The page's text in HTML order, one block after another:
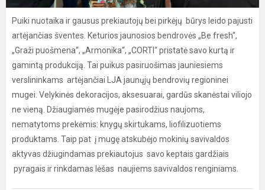
Puiki nuotaika ir gausus prekiautojų bei pirkėjų būrys leido pajusti
artėjančias šventes. Keturios jaunosios bendrovės „Be fresh“,
„Graži puošmena“, „Armonika“, „CORTI“ pristatė savo kurtą ir
gamintą produkciją. Tai puikus pasiruošimas jauniesiems
verslininkams artėjančiai LJA jaunųjų bendrovių regioninei
mugei. Velykinės dekoracijos, aksesuarai, gardūs skanėstai viliojo
ne vieną. Džiaugiamės mugėje pasirodžius naujoms,
nematytoms prekėmis: knygų skirtukams, liofilizuotiems
produktams. Taip pat į mugę atskubėjo mokinių savivaldos
aktyvas džiugindamas prekiautojus savo keptais gardžiais
pyragais ir rinkdamas lėšas naujiems savivaldos renginiams.